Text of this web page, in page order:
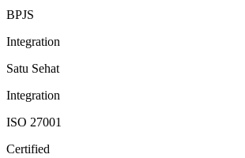
BPJS
Integration
Satu Sehat
Integration
ISO 27001
Certified